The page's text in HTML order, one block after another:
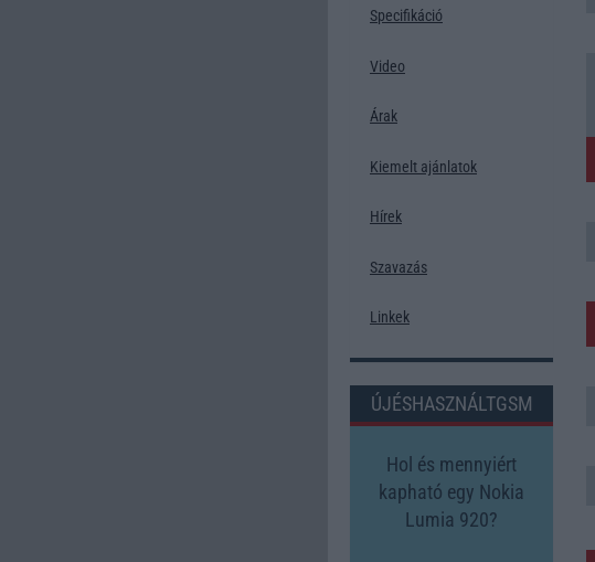
Specifikáció
Video
Árak
Kiemelt ajánlatok
Hírek
Szavazás
Linkek
ÚJÉSHASZNÁLTGSM
Hol és mennyiért
kapható egy Nokia
Lumia 920?